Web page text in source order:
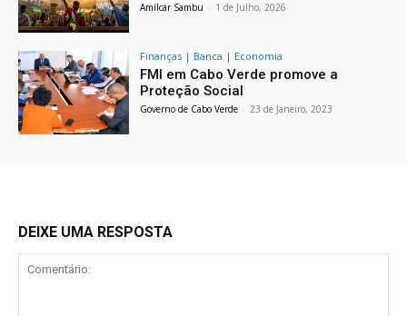
Amílcar Sambu - 1 de Julho, 2026
Finanças | Banca | Economia
FMI em Cabo Verde promove a
Proteção Social
Governo de Cabo Verde - 23 de Janeiro, 2023
DEIXE UMA RESPOSTA